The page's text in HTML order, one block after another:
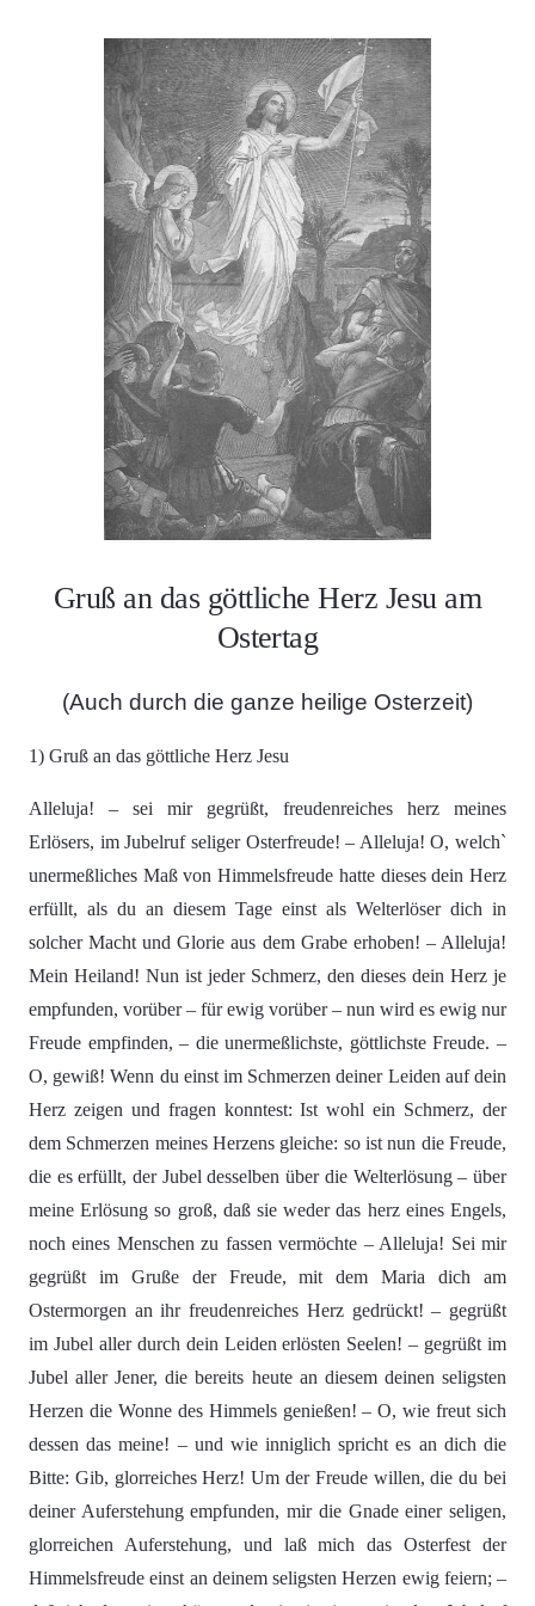
Gruß an das göttliche Herz Jesu am
Ostertag
(Auch durch die ganze heilige Osterzeit)
1) Gruß an das göttliche Herz Jesu
Alleluja! – sei mir gegrüßt, freudenreiches herz meines
Erlösers, im Jubelruf seliger Osterfreude! – Alleluja! O, welch`
unermeßliches Maß von Himmelsfreude hatte dieses dein Herz
erfüllt, als du an diesem Tage einst als Welterlöser dich in
solcher Macht und Glorie aus dem Grabe erhoben! – Alleluja!
Mein Heiland! Nun ist jeder Schmerz, den dieses dein Herz je
empfunden, vorüber – für ewig vorüber – nun wird es ewig nur
Freude empfinden, – die unermeßlichste, göttlichste Freude. –
O, gewiß! Wenn du einst im Schmerzen deiner Leiden auf dein
Herz zeigen und fragen konntest: Ist wohl ein Schmerz, der
dem Schmerzen meines Herzens gleiche: so ist nun die Freude,
die es erfüllt, der Jubel desselben über die Welterlösung – über
meine Erlösung so groß, daß sie weder das herz eines Engels,
noch eines Menschen zu fassen vermöchte – Alleluja! Sei mir
gegrüßt im Gruße der Freude, mit dem Maria dich am
Ostermorgen an ihr freudenreiches Herz gedrückt! – gegrüßt
im Jubel aller durch dein Leiden erlösten Seelen! – gegrüßt im
Jubel aller Jener, die bereits heute an diesem deinen seligsten
Herzen die Wonne des Himmels genießen! – O, wie freut sich
dessen das meine! – und wie inniglich spricht es an dich die
Bitte: Gib, glorreiches Herz! Um der Freude willen, die du bei
deiner Auferstehung empfunden, mir die Gnade einer seligen,
glorreichen Auferstehung, und laß mich das Osterfest der
Himmelsfreude einst an deinem seligsten Herzen ewig feiern; –